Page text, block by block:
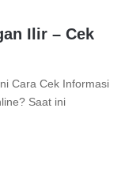
Ilir – Cek
Cara Cek Informasi
Saat ini